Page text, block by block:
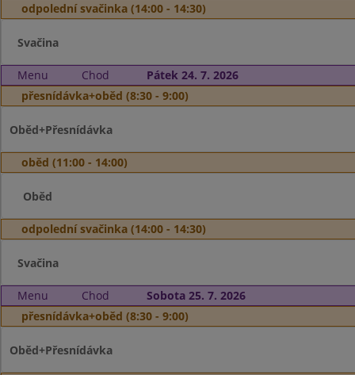
odpolední svačinka (14:00 - 14:30)
Svačina
Menu Chod
Pátek 24. 7. 2026
přesnídávka+oběd (8:30 - 9:00)
Oběd+Přesnídávka
oběd (11:00 - 14:00)
Oběd
odpolední svačinka (14:00 - 14:30)
Svačina
Menu Chod
Sobota 25. 7. 2026
přesnídávka+oběd (8:30 - 9:00)
Oběd+Přesnídávka